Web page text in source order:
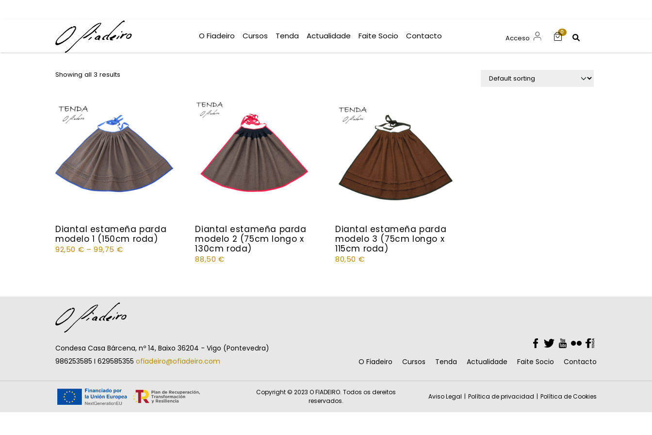
O Fiadeiro Cursos Tenda Actualidade Faite Socio Contacto Acceso
0
Showing all 3 results
Diantal estameña parda
modelo 1 (150cm roda)
92,50 € –99,75 €
Diantal estameña parda
modelo 2 (75cm longo x
130cm roda)
88,50€
Diantal estameña parda
modelo 3 (75cm longo x
115cm roda)
80,50 €
Condesa Casa Bárcena, nº 14, Baixo 36204 - Vigo (Pontevedra)
986253585 I 629585355 ofiadeiro@ofiadeiro.com
Facebook
Twitter
YouTube
FlickrFacebook
O Fiadeiro Cursos Tenda Actualidade Faite Socio Contacto
Copyright © 2023 O FIADEIRO. Todos os dereitos
reservados.
Aviso Legal Política de privacidad Política de Cookies